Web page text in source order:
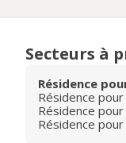
Secteurs à
Résidence
Résidence pour
Résidence pour
Résidence pour